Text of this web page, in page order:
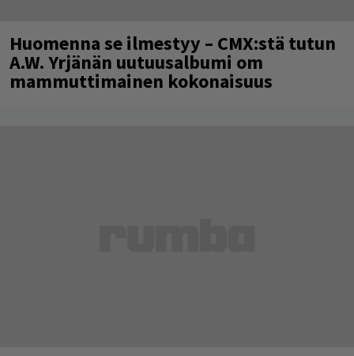
Huomenna se ilmestyy – CMX:stä tutun
A.W. Yrjänän uutuusalbumi om
mammuttimainen kokonaisuus